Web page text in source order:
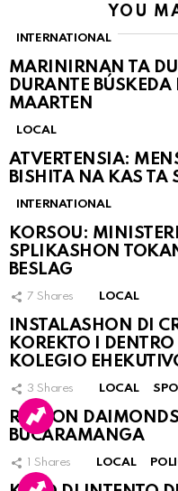
YOU
INTERNATIONAL
MARINIRNAN TA
DURANTE
MAARTEN
LOCAL
ATVERTENSIA:
BISHITA NA KAS TA
INTERNATIONAL
KORSOU:
SPLIKASHON
BESLAG
7 Shares LOCAL
INSTALASHON DI
KOREKTO I
KOLEGIO
3 Shares LOCAL
RINCON
BUCARAMANGA
1 Shares LOCAL